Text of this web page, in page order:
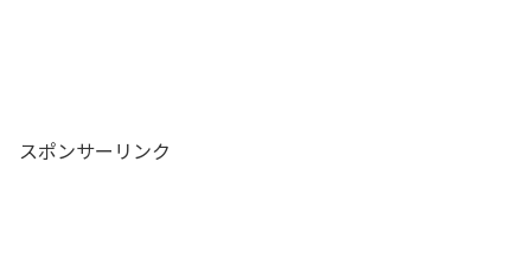
スポンサーリンク